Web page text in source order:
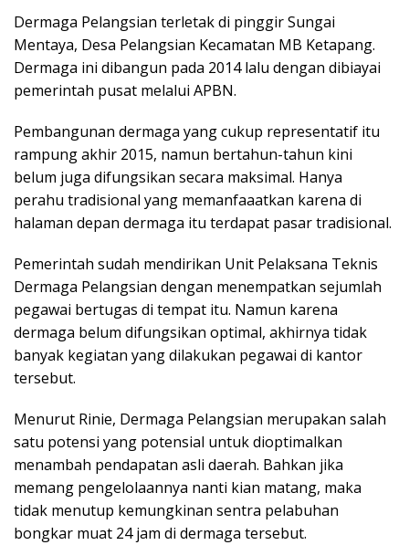
Dermaga Pelangsian terletak di pinggir Sungai
Mentaya, Desa Pelangsian Kecamatan MB Ketapang.
Dermaga ini dibangun pada 2014 lalu dengan dibiayai
pemerintah pusat melalui APBN.
Pembangunan dermaga yang cukup representatif itu
rampung akhir 2015, namun bertahun-tahun kini
belum juga difungsikan secara maksimal. Hanya
perahu tradisional yang memanfaaatkan karena di
halaman depan dermaga itu terdapat pasar tradisional.
Pemerintah sudah mendirikan Unit Pelaksana Teknis
Dermaga Pelangsian dengan menempatkan sejumlah
pegawai bertugas di tempat itu. Namun karena
dermaga belum difungsikan optimal, akhirnya tidak
banyak kegiatan yang dilakukan pegawai di kantor
tersebut.
Menurut Rinie, Dermaga Pelangsian merupakan salah
satu potensi yang potensial untuk dioptimalkan
menambah pendapatan asli daerah. Bahkan jika
memang pengelolaannya nanti kian matang, maka
tidak menutup kemungkinan sentra pelabuhan
bongkar muat 24 jam di dermaga tersebut.